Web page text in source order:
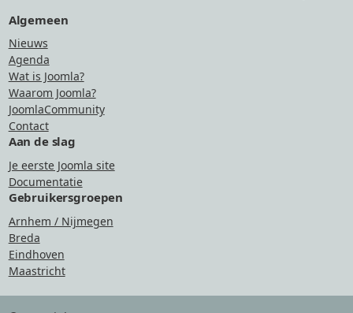
Algemeen
Nieuws
Agenda
Wat is Joomla?
Waarom Joomla?
JoomlaCommunity
Contact
Aan de slag
Je eerste Joomla site
Documentatie
Gebruikersgroepen
Arnhem / Nijmegen
Breda
Eindhoven
Maastricht